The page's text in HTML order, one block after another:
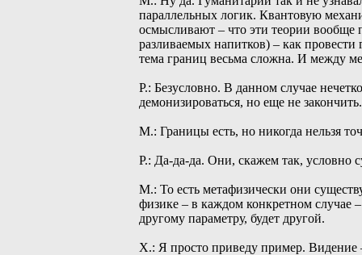
параллельных логик. Квантовую
осмысливают – что эти теории вообще
разливаемых напитков) – как
тема границ весьма сложна. И между
Р.: Безусловно. В данном случае
демонизироваться, но еще не закончить.
М.: Границы есть, но никогда нельзя
Р.: Да-да-да. Они, скажем так, условно
М.: То есть метафизически они
физике – в каждом конкретном случае
другому параметру, будет другой.
Х.: Я просто приведу пример.